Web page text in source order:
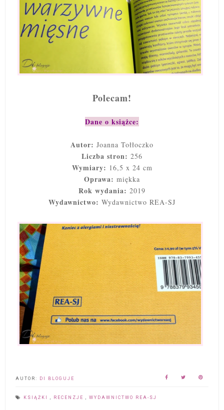
Polecam!
Dane o książce:
Autor: Joanna Tołłoczko
Liczba stron: 256
Wymiary: 16,5 x 24 cm
Oprawa: miękka
Rok wydania: 2019
Wydawnictwo: Wydawnictwo REA-SJ
AUTOR: DI BLOGUJE
KSIĄŻKI , RECENZJE , WYDAWNICTWO REA-SJ